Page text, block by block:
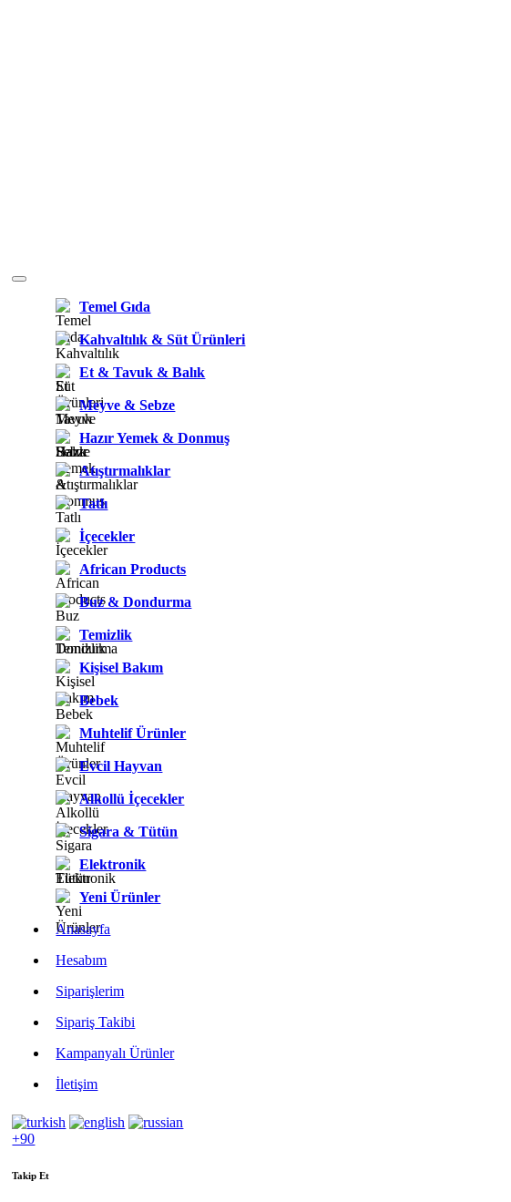
Temel Gıda
Kahvaltılık & Süt Ürünleri
Et & Tavuk & Balık
Meyve & Sebze
Hazır Yemek & Donmuş
Atıştırmalıklar
Tatlı
İçecekler
African Products
Buz & Dondurma
Temizlik
Kişisel Bakım
Bebek
Muhtelif Ürünler
Evcil Hayvan
Alkollü İçecekler
Sigara & Tütün
Elektronik
Yeni Ürünler
Anasayfa
Hesabım
Siparişlerim
Sipariş Takibi
Kampanyalı Ürünler
İletişim
+90
Takip Et